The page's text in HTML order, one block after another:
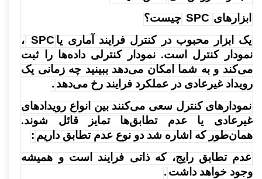
ابزارهای SPC چیست؟
یک ابزار محبوب در کنترل فرایند آماری یا SPC ،
نمودار کنترل است. نمودار کنترلی داده‌ها را ثبت
می‌کند و به شما امکان می‌دهد ببینید چه زمانی یک
رویداد غیرعادی در عملکرد فرایند رخ می‌دهد .
نمودارهای کنترل سعی می‌کنند بین انواع رویدادهای
غیرعادی یا عدم تطابق‌ها تمایز قائل شوند.
همان‌طور که اشاره شد دو نوع عدم تطابق داریم :
عدم تطابق رایج، که ذاتی فرایند است و همیشه
وجود خواهد داشت .